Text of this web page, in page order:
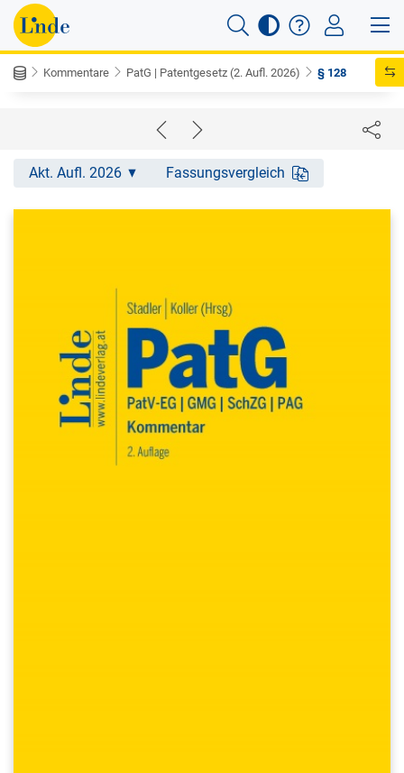
Kommentare PatG | Patentgesetz (2. Aufl. 2026) § 128
Akt. Aufl. 2026 Fassungsvergleich